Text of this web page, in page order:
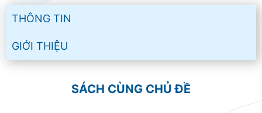
THÔNG TIN
GIỚI THIỆU
SÁCH CÙNG CHỦ ĐỀ